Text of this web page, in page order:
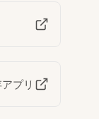
プリ